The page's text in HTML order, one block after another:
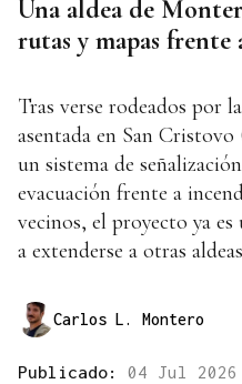
Una aldea de
rutas y mapas frente
Tras verse rodeados por
asentada en San
un sistema de
evacuación frente a
vecinos, el proyecto ya
a extenderse a otras aldeas
Carlos L. Montero
Publicado: 04 Jul